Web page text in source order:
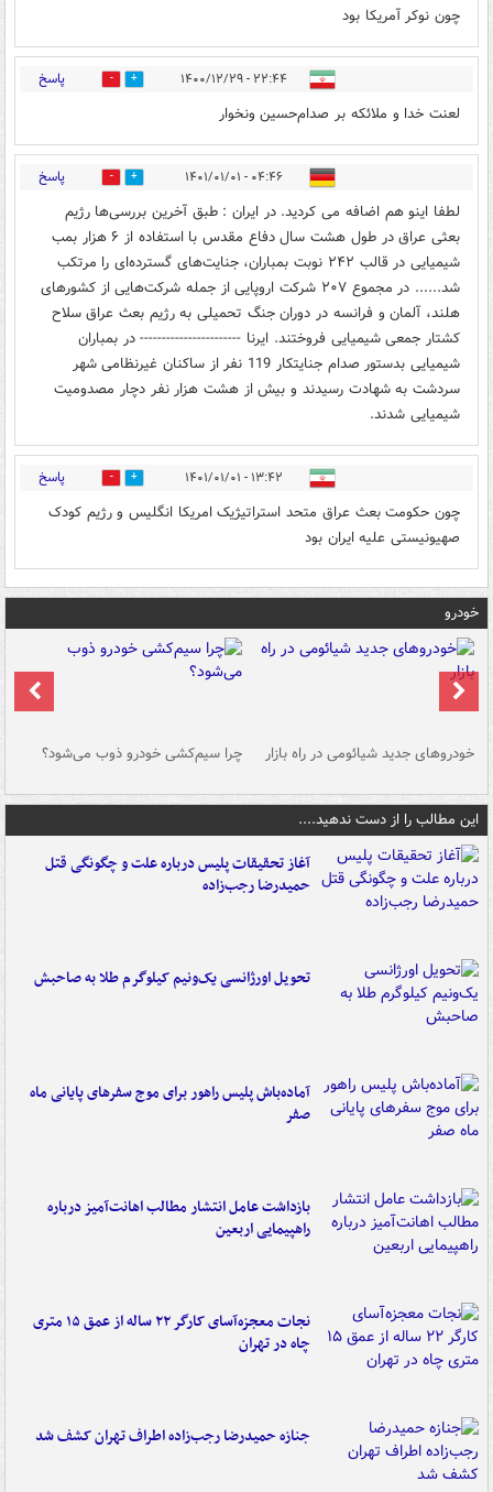
چون نوکر آمریکا بود
۲۲:۴۴ - ۱۴۰۰/۱۲/۲۹ 0 پاسخ
لعنت خدا و ملائکه بر صدام‌حسین ونخوار
۰۴:۴۶ - ۱۴۰۱/۰۱/۰۱ 3 پاسخ
لطفا اینو هم اضافه می کردید. در ایران : طبق آخرین بررسی‌ها رژیم
بعثی عراق در طول هشت سال دفاع مقدس با استفاده از ۶ هزار بمب
شیمیایی در قالب ۲۴۲ نوبت بمباران، جنایت‌های گسترده‌ای را مرتکب
شد...... در مجموع ۲۰۷ شرکت اروپایی از جمله شرکت‌هایی از کشورهای
هلند، آلمان و فرانسه در دوران جنگ تحمیلی به رژیم بعث عراق سلاح
کشتار جمعی شیمیایی فروختند. ایرنا ----------------------- در بمباران
شیمیایی بدستور صدام جنایتکار 119 نفر از ساکنان غیرنظامی شهر
سردشت به شهادت رسیدند و بیش از هشت هزار نفر دچار مصدومیت
شیمیایی شدند.
۱۳:۴۲ - ۱۴۰۱/۰۱/۰۱ 2 پاسخ
چون حکومت بعث عراق متحد استراتیژیک امریکا انگلیس و رژیم کودک
صهیونیستی علیه ایران بود
خودرو
خودروهای جدید شیائومی در راه بازار چرا سیم‌کشی خودرو ذوب می‌شود؟
این مطالب را از دست ندهید....
آغاز تحقیقات پلیس درباره علت و چگونگی قتل
حمیدرضا رجب‌زاده
تحویل اورژانسی یک‌ونیم کیلوگرم طلا به صاحبش
آماده‌باش پلیس راهور برای موج سفرهای پایانی ماه
صفر
بازداشت عامل انتشار مطالب اهانت‌آمیز درباره
راهپیمایی اربعین
نجات معجزه‌آسای کارگر ۲۲ ساله از عمق ۱۵ متری
چاه در تهران
جنازه حمیدرضا رجب‌زاده اطراف تهران کشف شد